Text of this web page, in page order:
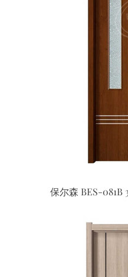
保尔森 BES-081B